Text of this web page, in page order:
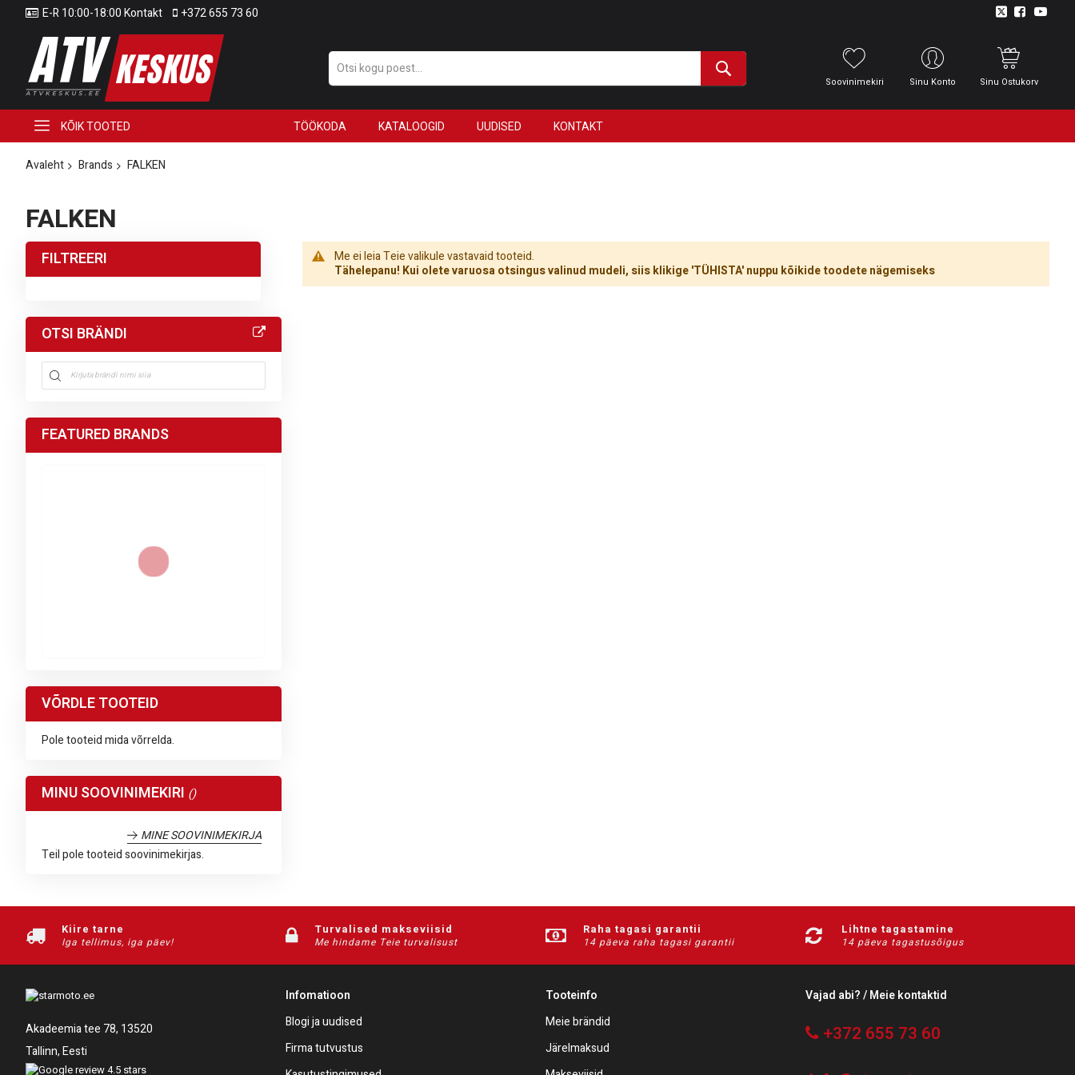
E-R 10:00-18:00 Kontakt +372 655 73 60
Soovinimekiri Sinu Konto Sinu Ostukorv
KÕIK TOOTED TÖÖKODA KATALOOGID UUDISED KONTAKT
Avaleht Brands FALKEN
FALKEN
Me ei leia Teie valikule vastavaid tooteid.
Tähelepanu! Kui olete varuosa otsingus valinud mudeli, siis klikige 'TÜHISTA' nuppu kõikide toodete nägemiseks
FILTREERI
OTSI BRÄNDI
FEATURED BRANDS
VÕRDLE TOOTEID
Pole tooteid mida võrrelda.
MINU SOOVINIMEKIRI
MINE SOOVINIMEKIRJA
Teil pole tooteid soovinimekirjas.
Kiire tarne
Iga tellimus, iga päev!
Turvalised makseviisid
Me hindame Teie turvalisust
Raha tagasi garantii
14 päeva raha tagasi garantii
Lihtne tagastamine
14 päeva tagastusõigus
Akadeemia tee 78, 13520
Tallinn, Eesti
Infomatioon
Blogi ja uudised
Firma tutvustus
Tooteinfo
Meie brändid
Järelmaksud
Vajad abi? / Meie kontaktid
+372 655 73 60